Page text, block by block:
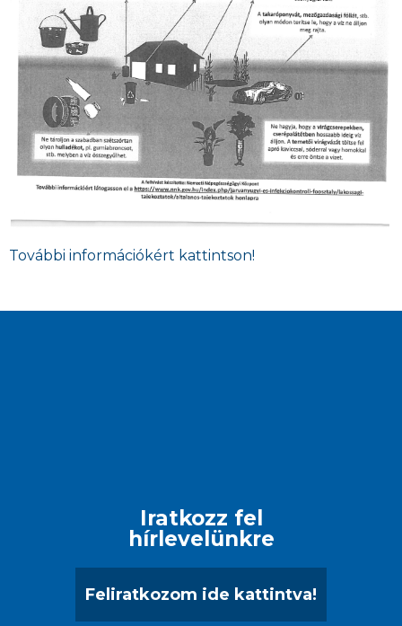
További információkért kattintson!
Iratkozz fel
hírlevelünkre
Feliratkozom ide kattintva!